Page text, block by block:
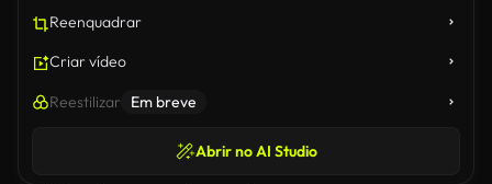
Reenquadrar
Criar vídeo
Reestilizar Em breve
Abrir no AI Studio